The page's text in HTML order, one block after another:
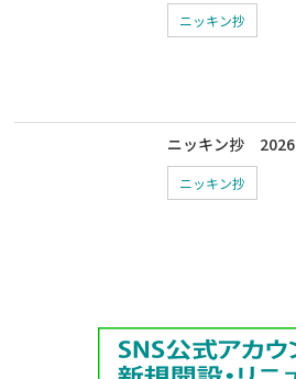
ニッキン抄
ニッキン抄
ニッキン抄